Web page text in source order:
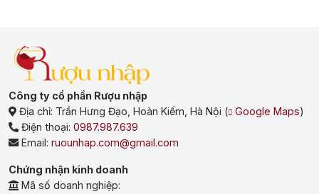
Công ty cổ phần Rượu nhập
Địa chỉ: Trần Hưng Đạo, Hoàn Kiếm, Hà Nội ( Google Maps)
Điện thoại:0987.987.639
Email:ruounhap.com@gmail.com
Chứng nhận kinh doanh
Mã số doanh nghiệp: